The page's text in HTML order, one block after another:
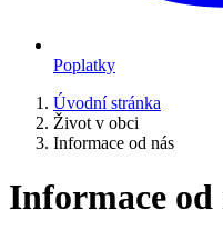
Poplatky
Úvodní stránka
Život v obci
Informace od nás
Informace od